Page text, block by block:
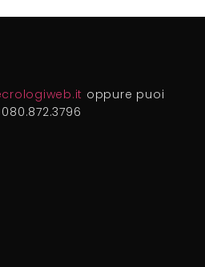
oppure puoi